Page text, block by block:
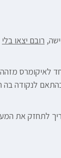
רובם יצאו בלי
לאיקומרס מזהה
לנקודה בה
לתחזק את